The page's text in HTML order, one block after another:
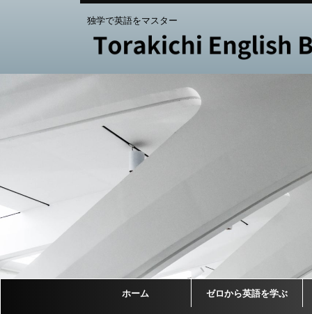
独学で英語をマスター
ホーム ゼロから英語を学ぶ